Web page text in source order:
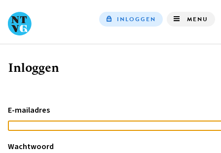
INLOGGEN MENU
Kruimelpad
Inloggen
E-mailadres
Wachtwoord